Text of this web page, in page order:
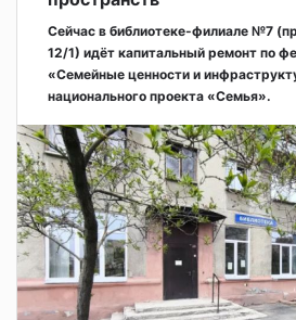
Сейчас в библиотеке-филиале №7
12/1) идёт капитальный ремонт по
«Семейные ценности и
национального проекта «Семья».